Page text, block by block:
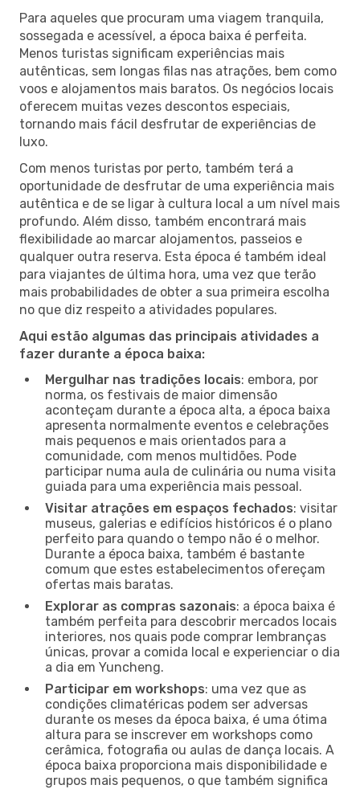
Para aqueles que procuram uma viagem tranquila,
sossegada e acessível, a época baixa é perfeita.
Menos turistas significam experiências mais
autênticas, sem longas filas nas atrações, bem como
voos e alojamentos mais baratos. Os negócios locais
oferecem muitas vezes descontos especiais,
tornando mais fácil desfrutar de experiências de
luxo.
Com menos turistas por perto, também terá a
oportunidade de desfrutar de uma experiência mais
autêntica e de se ligar à cultura local a um nível mais
profundo. Além disso, também encontrará mais
flexibilidade ao marcar alojamentos, passeios e
qualquer outra reserva. Esta época é também ideal
para viajantes de última hora, uma vez que terão
mais probabilidades de obter a sua primeira escolha
no que diz respeito a atividades populares.
Aqui estão algumas das principais atividades a
fazer durante a época baixa:
Mergulhar nas tradições locais: embora, por
norma, os festivais de maior dimensão
aconteçam durante a época alta, a época baixa
apresenta normalmente eventos e celebrações
mais pequenos e mais orientados para a
comunidade, com menos multidões. Pode
participar numa aula de culinária ou numa visita
guiada para uma experiência mais pessoal.
Visitar atrações em espaços fechados: visitar
museus, galerias e edifícios históricos é o plano
perfeito para quando o tempo não é o melhor.
Durante a época baixa, também é bastante
comum que estes estabelecimentos ofereçam
ofertas mais baratas.
Explorar as compras sazonais: a época baixa é
também perfeita para descobrir mercados locais
interiores, nos quais pode comprar lembranças
únicas, provar a comida local e experienciar o dia
a dia em Yuncheng.
Participar em workshops: uma vez que as
condições climatéricas podem ser adversas
durante os meses da época baixa, é uma ótima
altura para se inscrever em workshops como
cerâmica, fotografia ou aulas de dança locais. A
época baixa proporciona mais disponibilidade e
grupos mais pequenos, o que também significa